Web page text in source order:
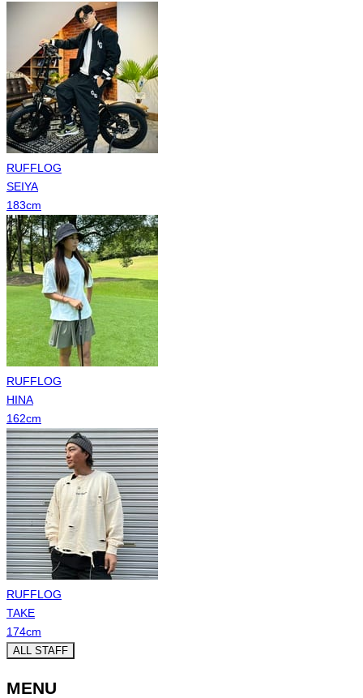
RUFFLOG
SEIYA
183cm
RUFFLOG
HINA
162cm
RUFFLOG
TAKE
174cm
ALL STAFF
MENU